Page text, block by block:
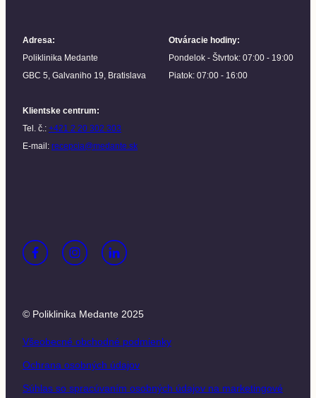
Adresa:
Poliklinika Medante
GBC 5, Galvaniho 19, Bratislava
Otváracie hodiny:
Pondelok - Štvrtok: 07:00 - 19:00
Piatok: 07:00 - 16:00
Klientske centrum:
Tel. č.: +421 2 20 302 303
E-mail: recepcia@medante.sk
© Poliklinika Medante 2025
Všeobecné obchodné podmienky
Ochrana osobných údajov
Súhlas so spracúvaním osobných údajov na marketingové